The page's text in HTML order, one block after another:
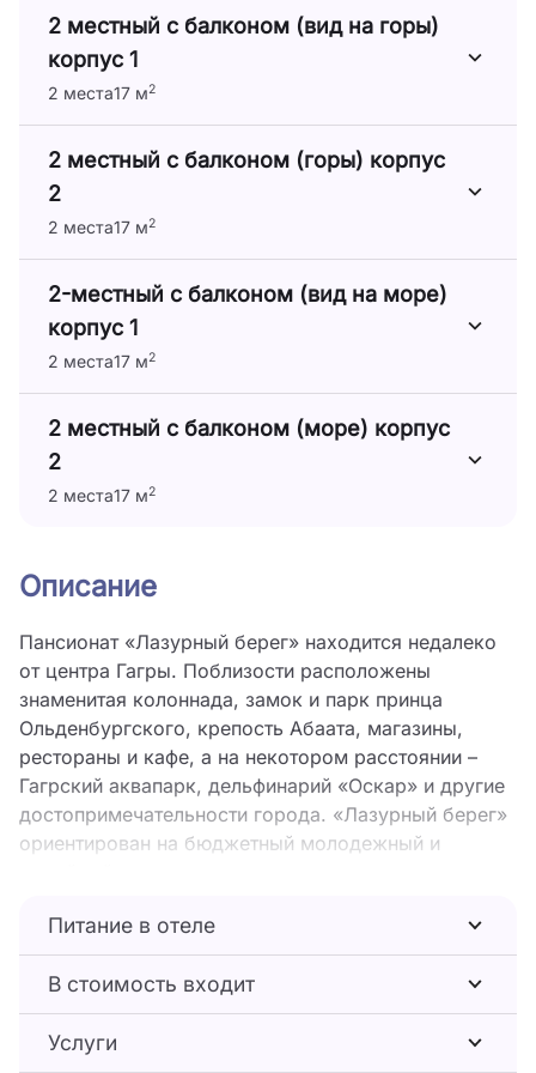
2 местный с балконом (вид на горы)
корпус 1
2 места17 м2
2 местный с балконом (горы) корпус
2
2 места17 м2
2-местный с балконом (вид на море)
корпус 1
2 места17 м2
2 местный с балконом (море) корпус
2
2 места17 м2
Описание
Пансионат «Лазурный берег» находится недалеко
от центра Гагры. Поблизости расположены
знаменитая колоннада, замок и парк принца
Ольденбургского, крепость Абаата, магазины,
рестораны и кафе, а на некотором расстоянии –
Гагрский аквапарк, дельфинарий «Оскар» и другие
достопримечательности города. «Лазурный берег»
ориентирован на бюджетный молодежный и
благоустроена и ухожена. Здесь масса
великолепных субтропических деревьев и
кустарников, уютных уголков и зон отдыха. Два
гостиничных корпуса вмещают жилой фонд,
состоящий из 77 номеров различных категорий. Все
Питание в отеле
В стоимость входит
Услуги